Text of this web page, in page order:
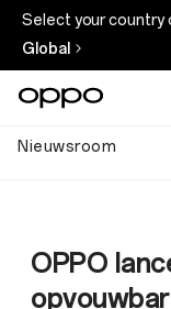
Select your country
Global
Nieuwsroom
OPPO